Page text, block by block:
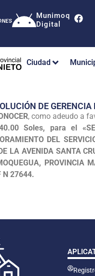
Munimoq
Digital
Ciudad
DE
, como adeudo a
Soles, para el
DEL
LA AVENIDA SANTA
PROVINCIA
N 27644.